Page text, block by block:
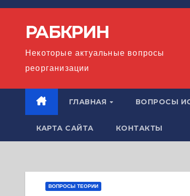
Перейти
содержимомуРАБКРИН
Некоторые актуальные вопросы
реорганизации
ГЛАВНАЯ ВОПРОСЫ
КАРТА САЙТА КОНТАКТЫ
ВОПРОСЫ ТЕОРИИ